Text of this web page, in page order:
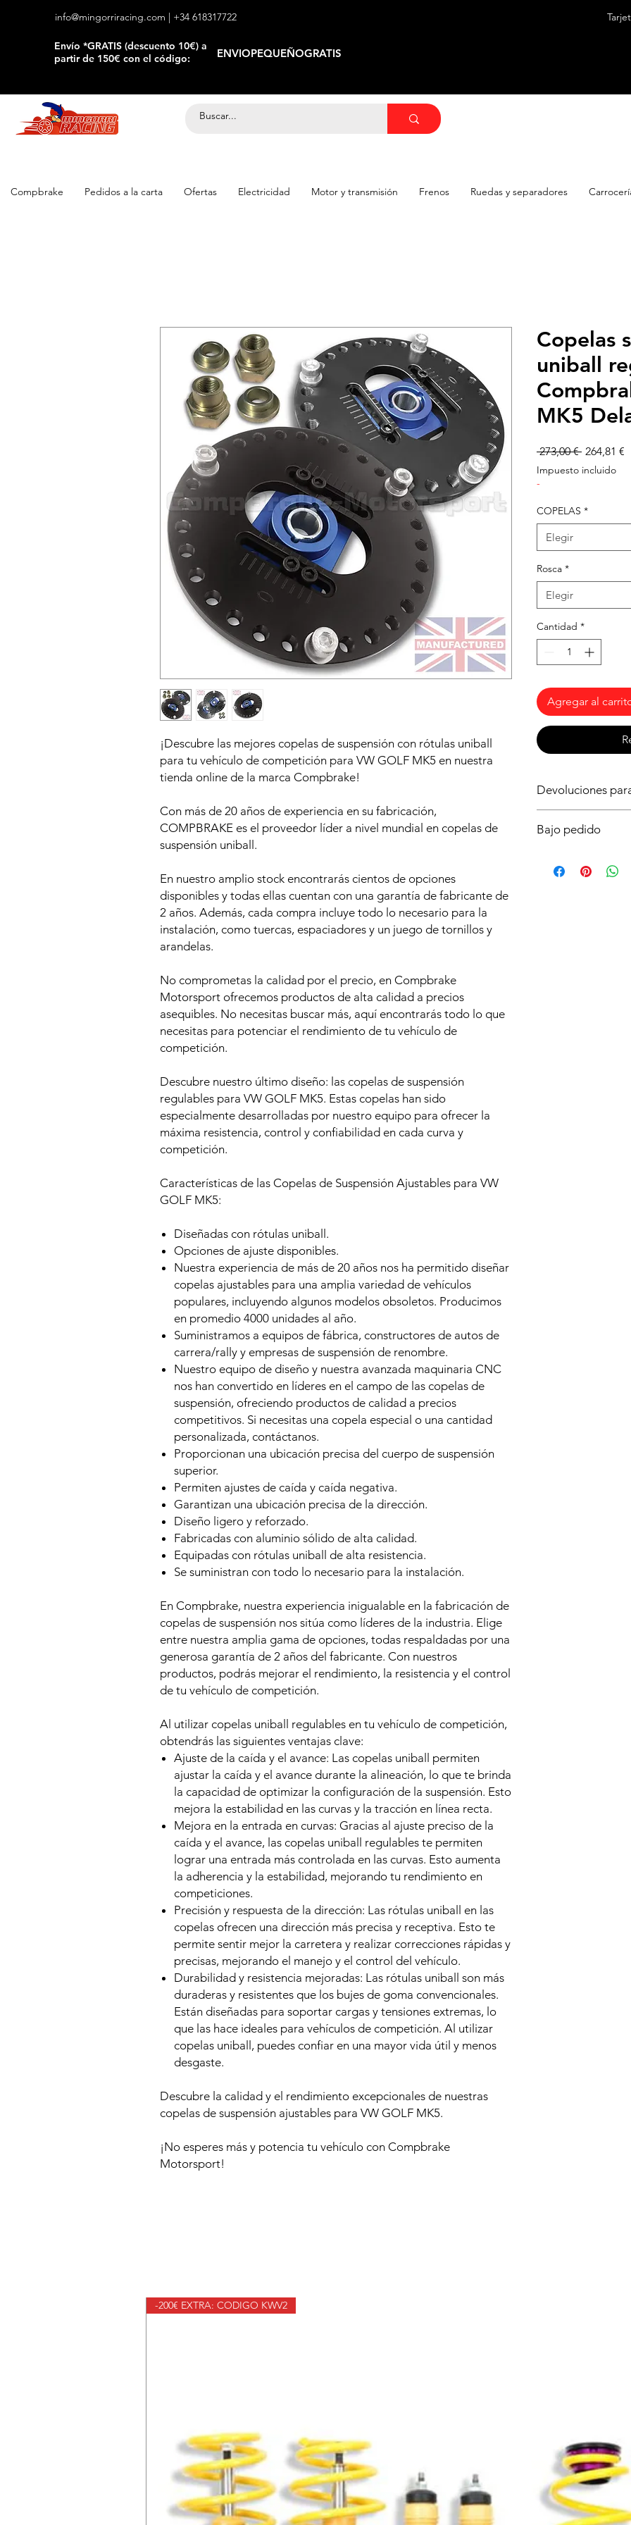
info@mingorriracing.com | +34 618317722
​Envío *GRATIS (descuento 10€) a
partir de 150€ con el código:
ENVIOPEQUEÑOGRATIS
Compbrake Pedidos a la carta Ofertas Electricidad Motor y transmisión Frenos Ruedas y separadores
¡Descubre las mejores copelas de suspensión con rótulas uniball
para tu vehículo de competición para VW GOLF MK5 en nuestra
tienda online de la marca Compbrake!
Con más de 20 años de experiencia en su fabricación,
COMPBRAKE es el proveedor líder a nivel mundial en copelas de
suspensión uniball.
En nuestro amplio stock encontrarás cientos de opciones
disponibles y todas ellas cuentan con una garantía de fabricante de
2 años. Además, cada compra incluye todo lo necesario para la
instalación, como tuercas, espaciadores y un juego de tornillos y
arandelas.
No comprometas la calidad por el precio, en Compbrake
Motorsport ofrecemos productos de alta calidad a precios
asequibles. No necesitas buscar más, aquí encontrarás todo lo que
necesitas para potenciar el rendimiento de tu vehículo de
competición.
Descubre nuestro último diseño: las copelas de suspensión
regulables para VW GOLF MK5. Estas copelas han sido
especialmente desarrolladas por nuestro equipo para ofrecer la
máxima resistencia, control y confiabilidad en cada curva y
competición.
Características de las Copelas de Suspensión Ajustables para VW
GOLF MK5:
Diseñadas con rótulas uniball.
Opciones de ajuste disponibles.
Nuestra experiencia de más de 20 años nos ha permitido diseñar
copelas ajustables para una amplia variedad de vehículos
populares, incluyendo algunos modelos obsoletos. Producimos
en promedio 4000 unidades al año.
Suministramos a equipos de fábrica, constructores de autos de
carrera/rally y empresas de suspensión de renombre.
Nuestro equipo de diseño y nuestra avanzada maquinaria CNC
nos han convertido en líderes en el campo de las copelas de
suspensión, ofreciendo productos de calidad a precios
competitivos. Si necesitas una copela especial o una cantidad
personalizada, contáctanos.
Proporcionan una ubicación precisa del cuerpo de suspensión
superior.
Permiten ajustes de caída y caída negativa.
Garantizan una ubicación precisa de la dirección.
Diseño ligero y reforzado.
Fabricadas con aluminio sólido de alta calidad.
Equipadas con rótulas uniball de alta resistencia.
Se suministran con todo lo necesario para la instalación.
En Compbrake, nuestra experiencia inigualable en la fabricación de
copelas de suspensión nos sitúa como líderes de la industria. Elige
entre nuestra amplia gama de opciones, todas respaldadas por una
generosa garantía de 2 años del fabricante. Con nuestros
productos, podrás mejorar el rendimiento, la resistencia y el control
de tu vehículo de competición.
Al utilizar copelas uniball regulables en tu vehículo de competición,
obtendrás las siguientes ventajas clave:
Ajuste de la caída y el avance: Las copelas uniball permiten
ajustar la caída y el avance durante la alineación, lo que te brinda
la capacidad de optimizar la configuración de la suspensión. Esto
mejora la estabilidad en las curvas y la tracción en línea recta.
Mejora en la entrada en curvas: Gracias al ajuste preciso de la
caída y el avance, las copelas uniball regulables te permiten
lograr una entrada más controlada en las curvas. Esto aumenta
la adherencia y la estabilidad, mejorando tu rendimiento en
competiciones.
Precisión y respuesta de la dirección: Las rótulas uniball en las
copelas ofrecen una dirección más precisa y receptiva. Esto te
permite sentir mejor la carretera y realizar correcciones rápidas y
precisas, mejorando el manejo y el control del vehículo.
Durabilidad y resistencia mejoradas: Las rótulas uniball son más
duraderas y resistentes que los bujes de goma convencionales.
Están diseñadas para soportar cargas y tensiones extremas, lo
que las hace ideales para vehículos de competición. Al utilizar
copelas uniball, puedes confiar en una mayor vida útil y menos
desgaste.
Descubre la calidad y el rendimiento excepcionales de nuestras
copelas de suspensión ajustables para VW GOLF MK5.
¡No esperes más y potencia tu vehículo con Compbrake
Motorsport!
Copelas
uniball
MK5
273,00 € Precio
264,81 €
Impuesto incluido
-
COPELAS *
Elegir
Rosca *
Elegir
Cantidad *
Agregar al
Devoluciones
importante
o lo intentes montar
Bajo pedido
plazo de entrega es
-200€ EXTRA: CODIGO KWV2